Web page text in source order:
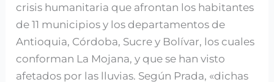
crisis humanitaria que afrontan los habitantes
de 11 municipios y los departamentos de
Antioquia, Córdoba, Sucre y Bolívar, los cuales
conforman La Mojana, y que se han visto
afetados por las lluvias. Según Prada, «dichas